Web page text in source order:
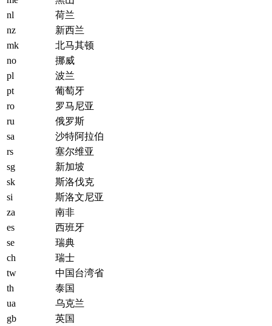
nl
荷兰
nz
新西兰
mk
北马其顿
no
挪威
pl
波兰
pt
葡萄牙
ro
罗马尼亚
ru
俄罗斯
sa
沙特阿拉伯
rs
塞尔维亚
sg
新加坡
sk
斯洛伐克
si
斯洛文尼亚
za
南非
es
西班牙
se
瑞典
ch
瑞士
tw
中国台湾省
th
泰国
ua
乌克兰
gb
英国